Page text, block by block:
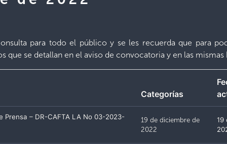
para todo el público y se les recuerda que para
que se detallan en el aviso de convocatoria y en las
Categorías
Prensa – DR-CAFTA LA No 03-2023-
19 de diciembre de
2022
19